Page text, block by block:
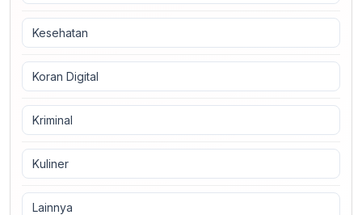
Kesehatan
Koran Digital
Kriminal
Kuliner
Lainnya